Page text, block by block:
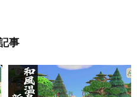
事